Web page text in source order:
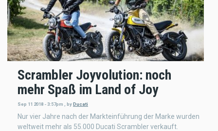
Scrambler Joyvolution: noch
mehr Spaß im Land of Joy
Sep 11 2018 - 3:57pm byDucati
Nur vier Jahre nach der Markteinführung der Marke wurden
weltweit mehr als 55.000 Ducati Scrambler verkauft.